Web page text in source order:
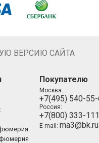
ВЕРСИЮ САЙТА
Покупателю
Москва:
+7(495) 540-
Россия:
+7(800) 333-
E-mail: ma3@bk.ru